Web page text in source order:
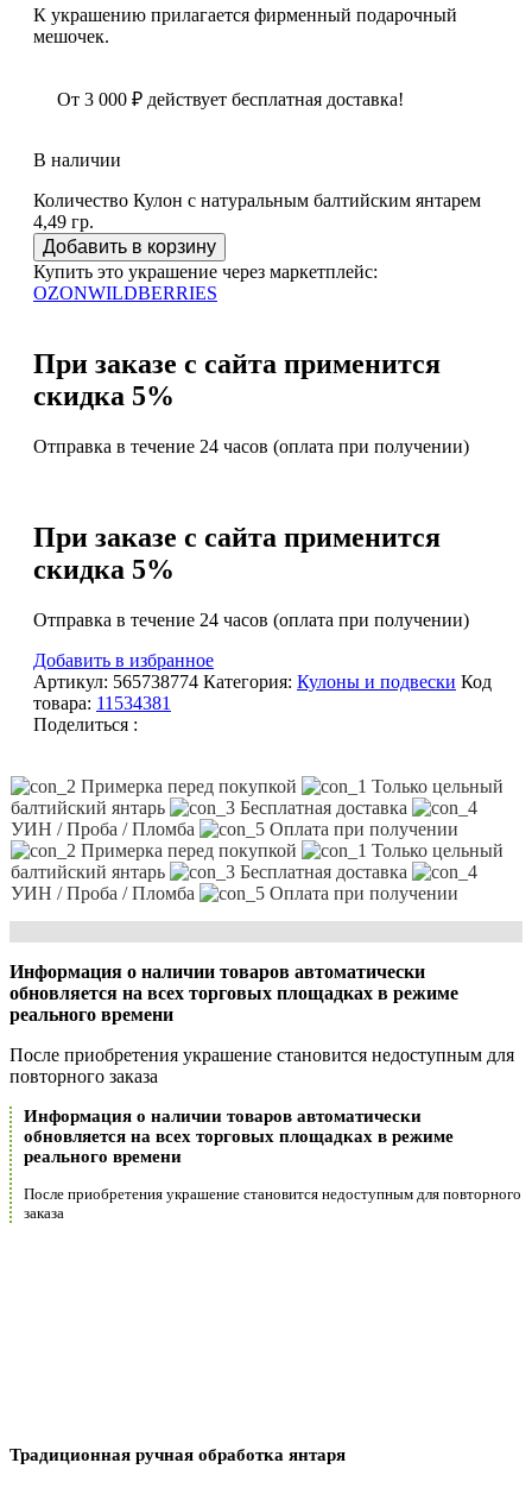
К украшению прилагается фирменный подарочный
мешочек.
От 3 000 ₽ действует бесплатная доставка!
В наличии
Количество Кулон с натуральным балтийским янтарем
4,49 гр.
Добавить в корзину
Купить это украшение через маркетплейс:
OZONWILDBERRIES
При заказе с сайта применится
скидка 5%
Отправка в течение 24 часов (оплата при получении)
При заказе с сайта применится
скидка 5%
Отправка в течение 24 часов (оплата при получении)
Добавить в избранное
Артикул: 565738774 Категория: Кулоны и подвески Код
товара: 11534381
Поделиться :
Примерка перед покупкой
Только цельный
балтийский янтарь
Бесплатная доставка
УИН / Проба / Пломба
Оплата при получении
Примерка перед покупкой
Только цельный
балтийский янтарь
Бесплатная доставка
УИН / Проба / Пломба
Оплата при получении
Информация о наличии товаров автоматически
обновляется на всех торговых площадках в режиме
реального времени
После приобретения украшение становится недоступным для
повторного заказа
Информация о наличии товаров автоматически
обновляется на всех торговых площадках в режиме
реального времени
После приобретения украшение становится недоступным для повторного
заказа
Традиционная ручная обработка янтаря